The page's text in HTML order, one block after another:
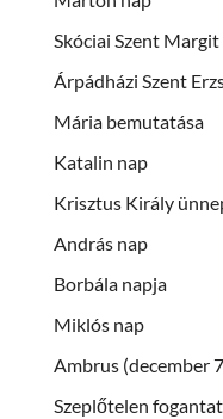
Skóciai Szent Margit
Árpádházi Szent
Mária bemutatása
Katalin nap
Krisztus Király
András nap
Borbála napja
Miklós nap
Ambrus (december
Szeplőtelen